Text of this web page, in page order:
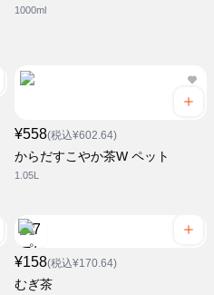
1000ml
¥558(税込¥602.64)
からだすこやか茶W ペット
1.05L
¥158(税込¥170.64)
むぎ茶